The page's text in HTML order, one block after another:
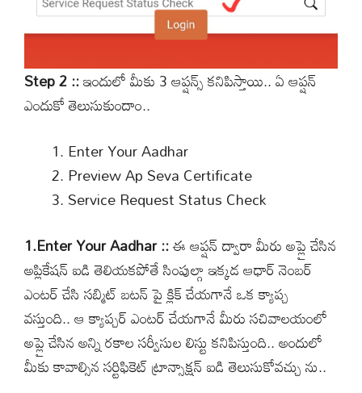
Step 2 ::ఇందులో మీకు 3 ఆప్షన్స్ కనిపిస్తాయి.. ఏ ఆప్షన్
ఎందుకో తెలుసుకుందాం..
Enter Your Aadhar
Preview Ap Seva Certificate
Service Request Status Check
1.Enter Your Aadhar ::ఈ ఆప్షన్ ద్వారా మీరు అప్లై చేసిన
అప్లికేషన్ ఐడి తెలియకపోతే సింపుల్గా ఇక్కడ ఆధార్ నెంబర్
ఎంటర్ చేసి సబ్మిట్ బటన్ పై క్లిక్ చేయగానే ఒక క్యాప్చ
వస్తుంది.. ఆ క్యాప్చర్ ఎంటర్ చేయగానే మీరు సచివాలయంలో
అప్లై చేసిన అన్ని రకాల సర్వీసుల లిస్టు కనిపిస్తుంది.. అందులో
మీకు కావాల్సిన సర్టిఫికెట్ ట్రాన్సాక్షన్ ఐడి తెలుసుకోవచ్చు ను..